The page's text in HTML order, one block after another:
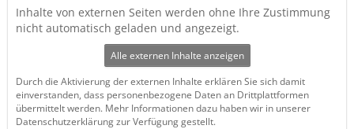
Inhalte von externen Seiten werden ohne Ihre Zustimmung
nicht automatisch geladen und angezeigt.
Alle externen Inhalte anzeigen
Durch die Aktivierung der externen Inhalte erklären Sie sich damit
einverstanden, dass personenbezogene Daten an Drittplattformen
übermittelt werden. Mehr Informationen dazu haben wir in unserer
Datenschutzerklärung zur Verfügung gestellt.